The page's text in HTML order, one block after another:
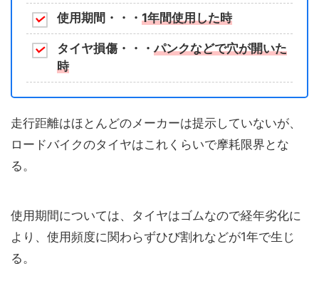
使用期間・・・ 1年間使用した時
タイヤ損傷・・・パンクなどで穴が開いた
時
走行距離はほとんどのメーカーは提示していないが、
ロードバイクのタイヤはこれくらいで摩耗限界とな
る。
使用期間については、タイヤはゴムなので経年劣化に
より、使用頻度に関わらずひび割れなどが1年で生じ
る。